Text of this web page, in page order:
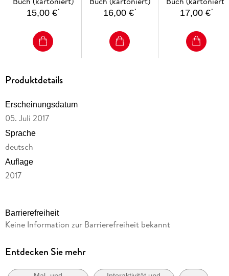
15,00 €* 16,00 €* 17,00 €*
Produktdetails
Erscheinungsdatum
05. Juli 2017
Sprache
deutsch
Auflage
2017
Herausgegeben von
Barrierefreiheit
Keine Information zur Barrierefreiheit bekannt
Entdecken Sie mehr